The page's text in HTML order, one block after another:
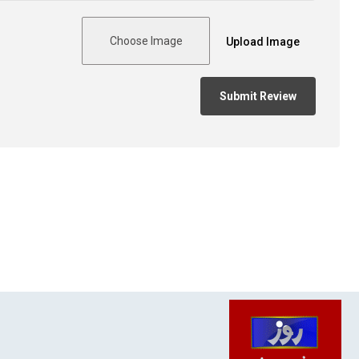
Upload Image
Choose Image